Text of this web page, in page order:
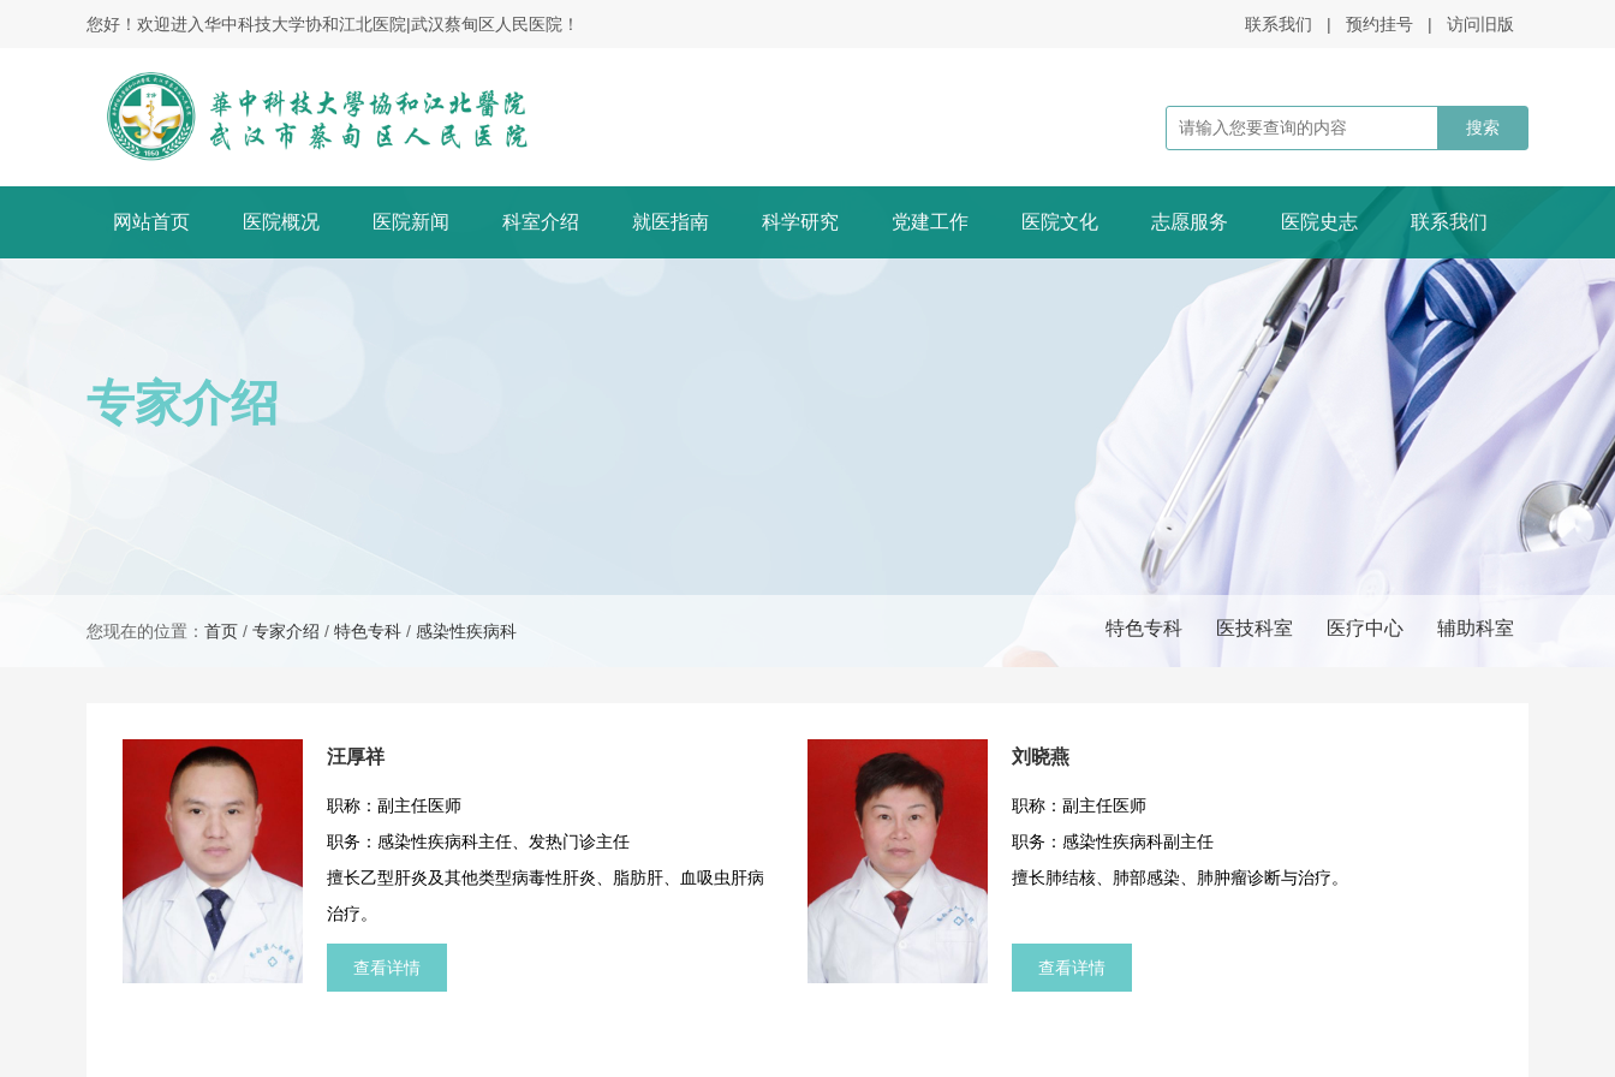
您好！欢迎进入华中科技大学协和江北医院|武汉蔡甸区人民医院！ 联系我们 | 预约挂号 | 访问旧版
网站首页 医院概况 医院新闻 科室介绍 就医指南 科学研究 党建工作 医院文化 志愿服务 医院史志 联系我们
专家介绍
特色专科 医技科室 医疗中心 辅助科室
您现在的位置： 首页 / 专家介绍 / 特色专科 / 感染性疾病科
汪厚祥
职称：副主任医师
职务：感染性疾病科主任、发热门诊主任
擅长乙型肝炎及其他类型病毒性肝炎、脂肪肝、血吸虫肝病
治疗。
查看详情
刘晓燕
职称：副主任医师
职务：感染性疾病科副主任
擅长肺结核、肺部感染、肺肿瘤诊断与治疗。
查看详情